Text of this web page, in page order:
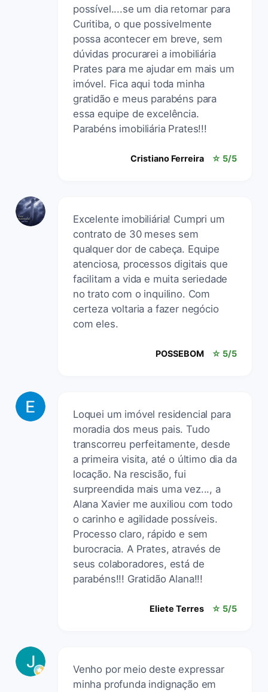
possível....se um dia retornar para
Curitiba, o que possivelmente
possa acontecer em breve, sem
dúvidas procurarei a imobiliária
Prates para me ajudar em mais um
imóvel. Fica aqui toda minha
gratidão e meus parabéns para
essa equipe de excelência.
Parabéns imobiliária Prates!!!
Cristiano Ferreira ☆ 5/5
Excelente imobiliária! Cumpri um
contrato de 30 meses sem
qualquer dor de cabeça. Equipe
atenciosa, processos digitais que
facilitam a vida e muita seriedade
no trato com o inquilino. Com
certeza voltaria a fazer negócio
com eles.
POSSEBOM ☆ 5/5
Loquei um imóvel residencial para
moradia dos meus pais. Tudo
transcorreu perfeitamente, desde
a primeira visita, até o último dia da
locação. Na rescisão, fui
surpreendida mais uma vez..., a
Alana Xavier me auxiliou com todo
o carinho e agilidade possíveis.
Processo claro, rápido e sem
burocracia. A Prates, através de
seus colaboradores, está de
parabéns!!! Gratidão Alana!!!
Eliete Terres ☆ 5/5
Venho por meio deste expressar
minha profunda indignação em